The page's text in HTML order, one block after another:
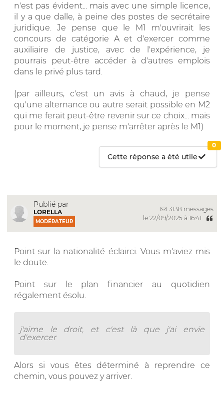
n'est pas évident... mais avec une simple licence,
il y a que dalle, à peine des postes de secrétaire
juridique. Je pense que le M1 m'ouvrirait les
concours de catégorie A et d'exercer comme
auxiliaire de justice, avec de l'expérience, je
pourrais peut-être accéder à d'autres emplois
dans le privé plus tard.
(par ailleurs, c'est un avis à chaud, je pense
qu'une alternance ou autre serait possible en M2
qui me ferait peut-être revenir sur ce choix... mais
pour le moment, je pense m'arrêter après le M1)
Cette réponse a été utile
0
Publié par
LORELLA
MODÉRATEUR
3138 messages
le 22/09/2025 à 16:41
Point sur la nationalité éclairci. Vous m'aviez mis
le doute.
Point sur le plan financier au quotidien
régalement ésolu.
j'aime le droit, et c'est là que j'ai envie
d'exercer
Alors si vous êtes déterminé à reprendre ce
chemin, vous pouvez y arriver.